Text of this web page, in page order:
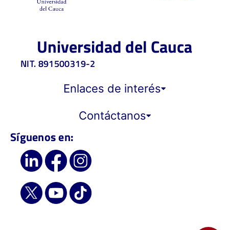
Universidad del Cauca
NIT. 891500319-2
Enlaces de interés
Contáctanos
Síguenos en: